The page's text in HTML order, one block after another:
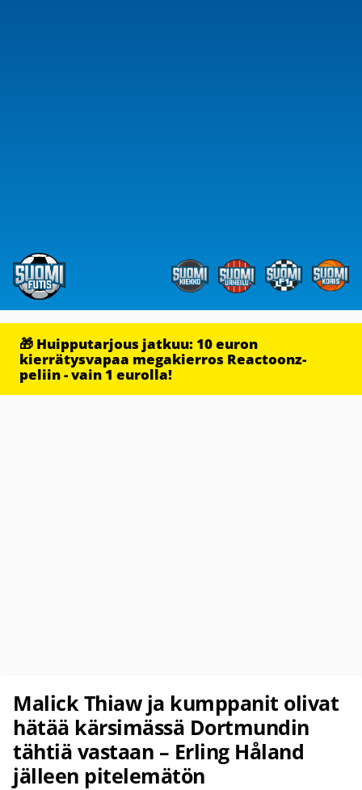
🎁 Huipputarjous jatkuu: 10 euron
kierrätysvapaa megakierros Reactoonz-
peliin - vain 1 eurolla!
Malick Thiaw ja kumppanit olivat
hätää kärsimässä Dortmundin
tähtiä vastaan – Erling Håland
jälleen pitelemätön